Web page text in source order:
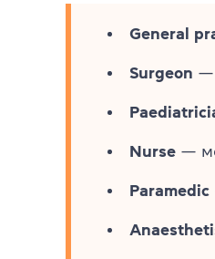
General
Surgeon —
Nurse —
Paramedic